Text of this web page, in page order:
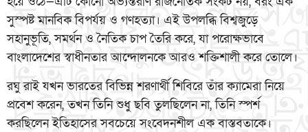
সুস্পষ্ট মানবিক বিপর্যয় ও গণহত্যা। এই উপলব্ধি বিশ্বজুড়ে
সহানুভূতি, সমর্থন ও নৈতিক চাপ তৈরি করে, যা পরোক্ষভাবে
বাংলাদেশের স্বাধীনতার আন্দোলনকে আরও শক্তিশালী করে তোলে।
রঘু রাই যখন ভারতের বিভিন্ন শরণার্থী শিবিরে তাঁর ক্যামেরা নিয়ে
প্রবেশ করেন, তখন তিনি শুধু ছবি তুলছিলেন না, তিনি স্পর্শ
করছিলেন ইতিহাসের সবচেয়ে সংবেদনশীল এক বাস্তবতাকে।